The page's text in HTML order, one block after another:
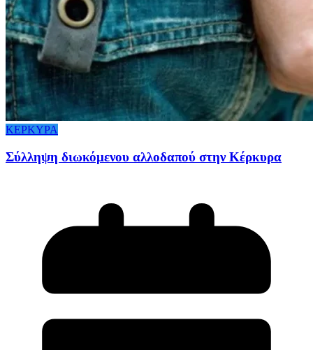
ΚΕΡΚΥΡΑ
Σύλληψη διωκόμενου αλλοδαπού στην Κέρκυρα